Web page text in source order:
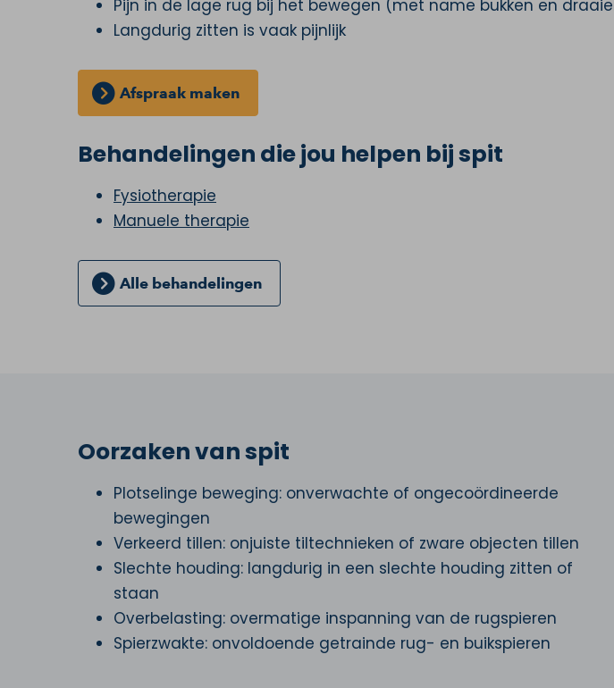
Pijn in de lage rug bij het bewegen (met name bukken en
Langdurig zitten is vaak pijnlijk
Afspraak maken
Behandelingen die jou helpen bij spit
Fysiotherapie
Manuele therapie
Alle behandelingen
Oorzaken van spit
Plotselinge beweging: onverwachte of ongecoördineerde
bewegingen
Verkeerd tillen: onjuiste tiltechnieken of zware objecten tillen
Slechte houding: langdurig in een slechte houding zitten of
staan
Overbelasting: overmatige inspanning van de rugspieren
Spierzwakte: onvoldoende getrainde rug- en buikspieren